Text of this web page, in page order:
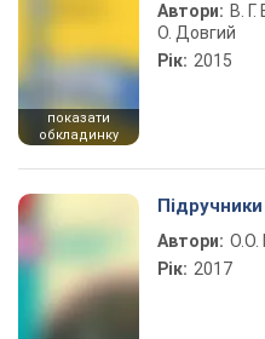
показати
обкладинку
Автори: В.
О. Довгий
Рік: 2015
Автори: О.О.
Рік: 2017